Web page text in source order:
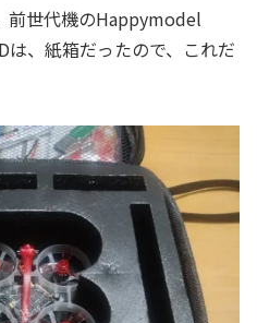
前世代機のHappymodel
、紙箱だったので、これだ